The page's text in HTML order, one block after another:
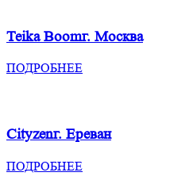
Teika Boomг. Москва
ПОДРОБНЕЕ
Cityzenг. Ереван
ПОДРОБНЕЕ